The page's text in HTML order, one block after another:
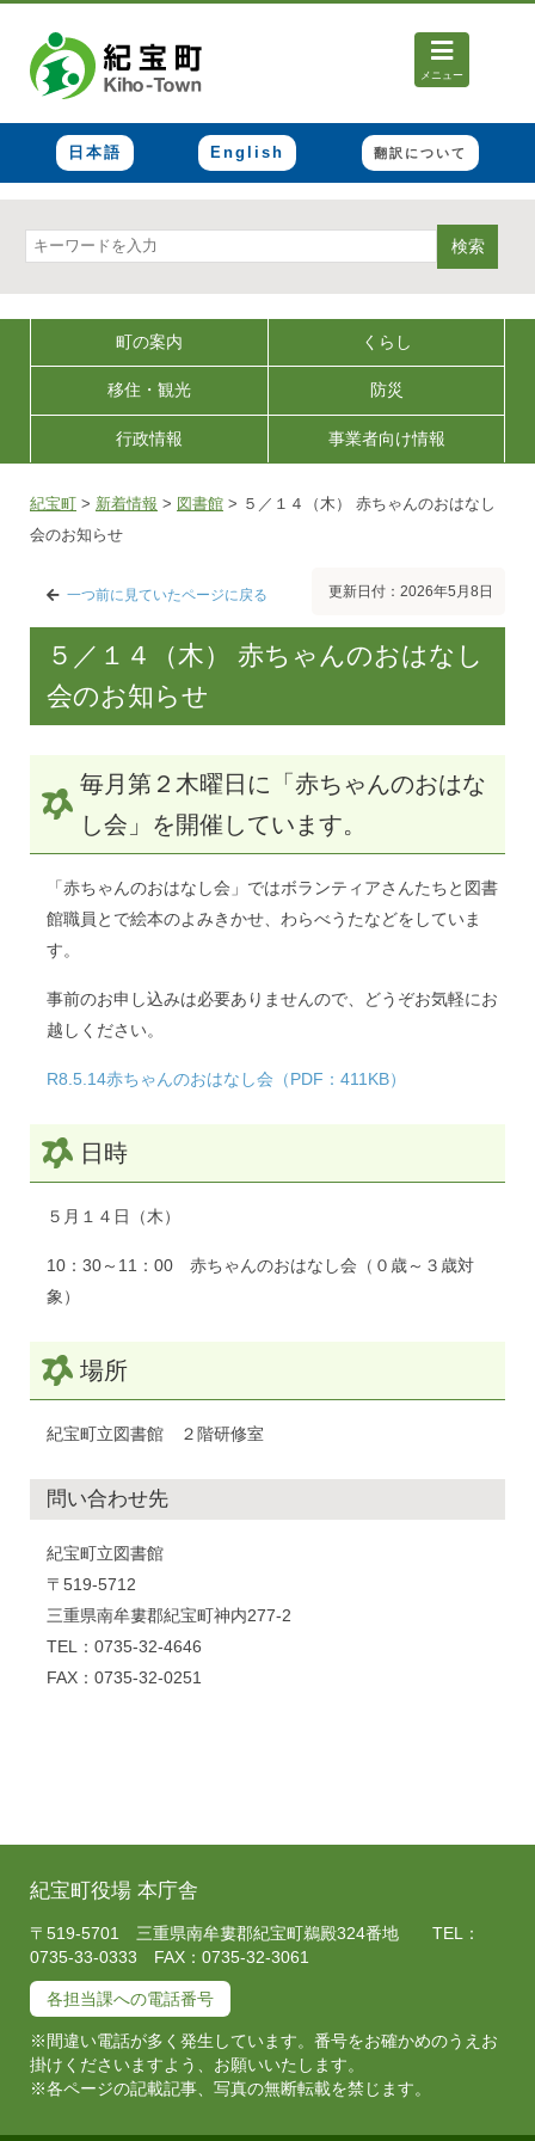
メニュー
日本語 English 翻訳について
検索
町の案内 くらし
移住・観光 防災
行政情報 事業者向け情報
紀宝町 > 新着情報 > 図書館 > ５／１４（木） 赤ちゃんのおはなし
会のお知らせ
一つ前に見ていたページに戻る 更新日付：2026年5月8日
５／１４（木） 赤ちゃんのおはなし
会のお知らせ
毎月第２木曜日に「赤ちゃんのおはな
し会」を開催しています。
「赤ちゃんのおはなし会」ではボランティアさんたちと図書
館職員とで絵本のよみきかせ、わらべうたなどをしていま
す。
事前のお申し込みは必要ありませんので、どうぞお気軽にお
越しください。
R8.5.14赤ちゃんのおはなし会（PDF：411KB）
日時
５月１４日（木）
10：30～11：00 赤ちゃんのおはなし会（０歳～３歳対
象）
場所
紀宝町立図書館 ２階研修室
問い合わせ先
紀宝町立図書館
〒519-5712
三重県南牟婁郡紀宝町神内277-2
TEL：0735-32-4646
FAX：0735-32-0251
紀宝町役場 本庁舎
〒519-5701 三重県南牟婁郡紀宝町鵜殿324番地 TEL：
0735-33-0333 FAX：0735-32-3061
各担当課への電話番号
※間違い電話が多く発生しています。番号をお確かめのうえお
掛けくださいますよう、お願いいたします。
※各ページの記載記事、写真の無断転載を禁じます。